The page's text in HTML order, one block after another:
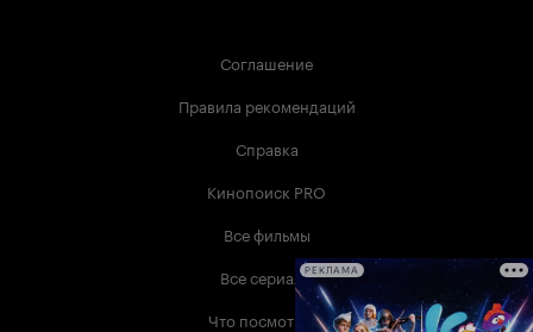
Соглашение
Правила рекомендаций
Справка
Кинопоиск PRO
Все фильмы
Все сериалы
Что посмотреть
РЕКЛАМА